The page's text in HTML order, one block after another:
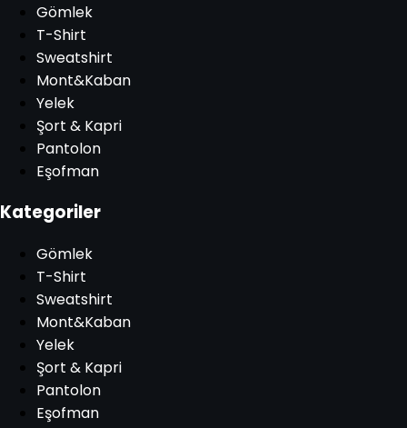
Gömlek
T-Shirt
Sweatshirt
Mont&Kaban
Yelek
Şort & Kapri
Pantolon
Eşofman
Kategoriler
Gömlek
T-Shirt
Sweatshirt
Mont&Kaban
Yelek
Şort & Kapri
Pantolon
Eşofman